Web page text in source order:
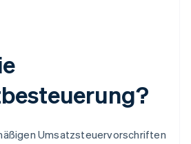
Umsatzsteuervorschriften